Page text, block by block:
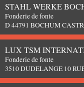
STAHL WERKE
Fonderie de fonte
D 44791 BOCHUM
LUX TSM
Fonderie de fonte
3510 DUDELANGE 10